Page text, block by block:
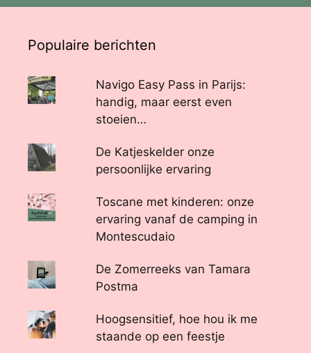
Populaire berichten
Navigo Easy Pass in Parijs:
handig, maar eerst even
stoeien…
De Katjeskelder onze
persoonlijke ervaring
Toscane met kinderen: onze
ervaring vanaf de camping in
Montescudaio
De Zomerreeks van Tamara
Postma
Hoogsensitief, hoe hou ik me
staande op een feestje